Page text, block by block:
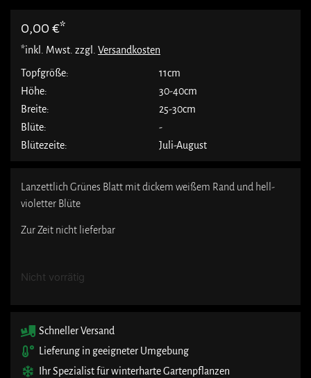
0,00 €
*inkl. Mwst. zzgl. Versandkosten
Topfgröße:
11cm
Höhe:
30-40cm
Breite:
25-30cm
Blüte:
-
Blütezeite:
Juli-August
Lanzettlich Grünes Blatt mit dickem weißem Rand und hell-
violetter Blüte
Zur Zeit nicht lieferbar
Nicht vorrätig
Schneller Versand
Lieferung in geeigneter Umgebung
Ihr Spezialist für winterharte Gartenpflanzen